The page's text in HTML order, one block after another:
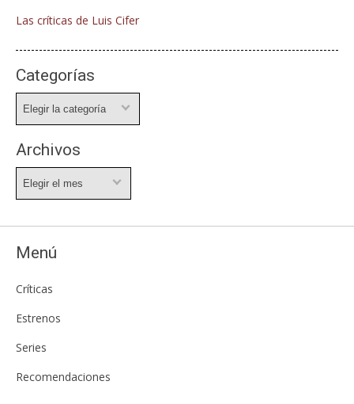
Las críticas de Luis Cifer
Categorías
Archivos
Menú
Críticas
Estrenos
Series
Recomendaciones